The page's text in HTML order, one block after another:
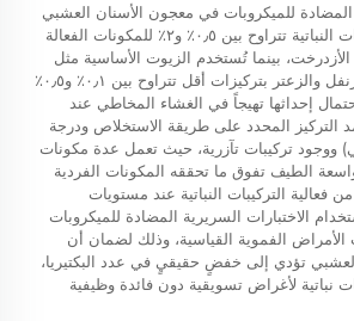
المضادة للميكروبات في معجون الأسنان العشبي
تركيزات من المستخلصات النباتية تتراوح بين ٠٫٥٪ و٢٪ للمكونات الفعالة
بينما تُستخدم الزيوت الأساسية مثل
زيت شجرة الشاي والقرنفل والزعتر بتركيزات أقل تتراوح بين ٠٫١٪ و٠٫٥٪
إحداثها تهيجاً في الغشاء المخاطي عند
التركيز المحدد على طريقة الاستخلاص ودرجة
ووجود تركيبات تآزرية، حيث تعمل عدة مكونات
واسعة الطيف تفوق ما تحققه المكونات الفردية
التركيبات النباتية عند مستويات
الاختبارات السريرية المضادة للميكروبات
الفموية القياسية، وذلك لضمان أن
تؤدي إلى خفضٍ حقيقيٍ في عدد البكتيريا،
نباتية لأغراض تسويقية دون فائدة وظيفية